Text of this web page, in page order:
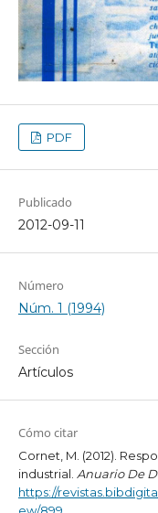
PDF
Publicado
2012-09-11
Número
Núm. 1 (1994)
Sección
Artículos
Cómo citar
Cornet, M. (2012).
industrial. Anuario De
https://